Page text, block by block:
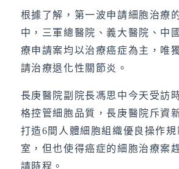
根據了解，第一波申請細胞治療
中，三軍總醫院、義大醫院、中
療申請案均以治療癌症為主，唯
請治療退化性關節炎。
長庚醫院副院長馮思中今天受訪
格控管細胞品質，長庚醫院斥資
打造6間人體細胞組織優良操作
室，但也使得癌症的細胞治療案
請時程。